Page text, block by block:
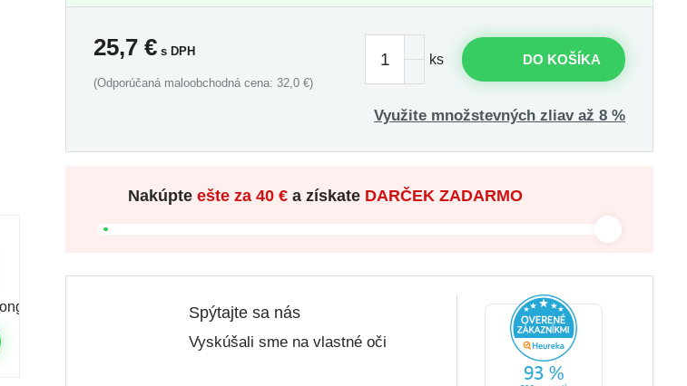
25,7€s DPH
(Odporúčaná maloobchodná cena: 32,0 €)
ks DO KOŠÍKA
Využite množstevných zliav až 8 %
Nakúpte ešte za 40 € a získate DARČEK ZADARMO
Spýtajte sa nás
Vyskúšali sme na vlastné oči